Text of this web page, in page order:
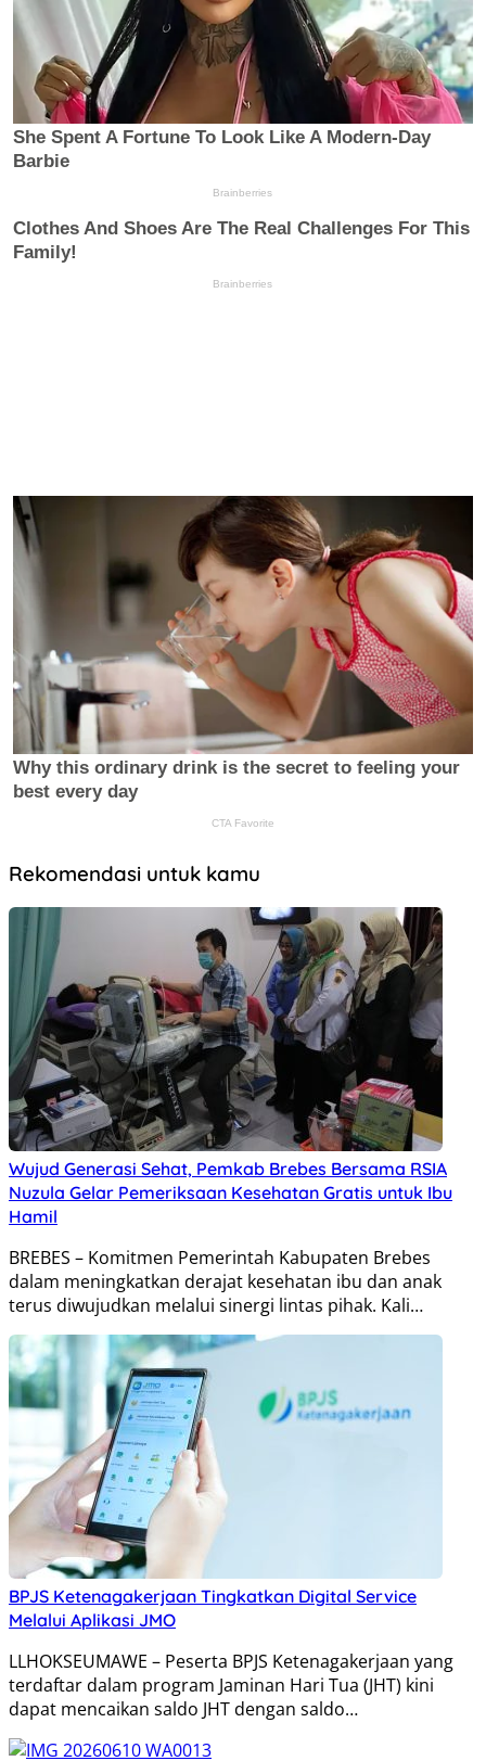
Rekomendasi untuk kamu
Wujud Generasi Sehat, Pemkab Brebes Bersama RSIA
Nuzula Gelar Pemeriksaan Kesehatan Gratis untuk Ibu
Hamil
BREBES – Komitmen Pemerintah Kabupaten Brebes
dalam meningkatkan derajat kesehatan ibu dan anak
terus diwujudkan melalui sinergi lintas pihak. Kali…
BPJS Ketenagakerjaan Tingkatkan Digital Service
Melalui Aplikasi JMO
LLHOKSEUMAWE – Peserta BPJS Ketenagakerjaan yang
terdaftar dalam program Jaminan Hari Tua (JHT) kini
dapat mencaikan saldo JHT dengan saldo…